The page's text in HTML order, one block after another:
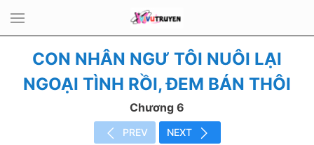
CON NHÂN NGƯ TÔI NUÔI LẠI
NGOẠI TÌNH RỒI, ĐEM BÁN THÔI
Chương 6
PREV NEXT